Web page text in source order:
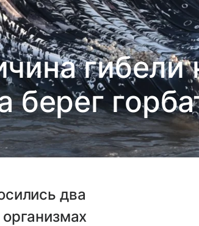
гибели
два